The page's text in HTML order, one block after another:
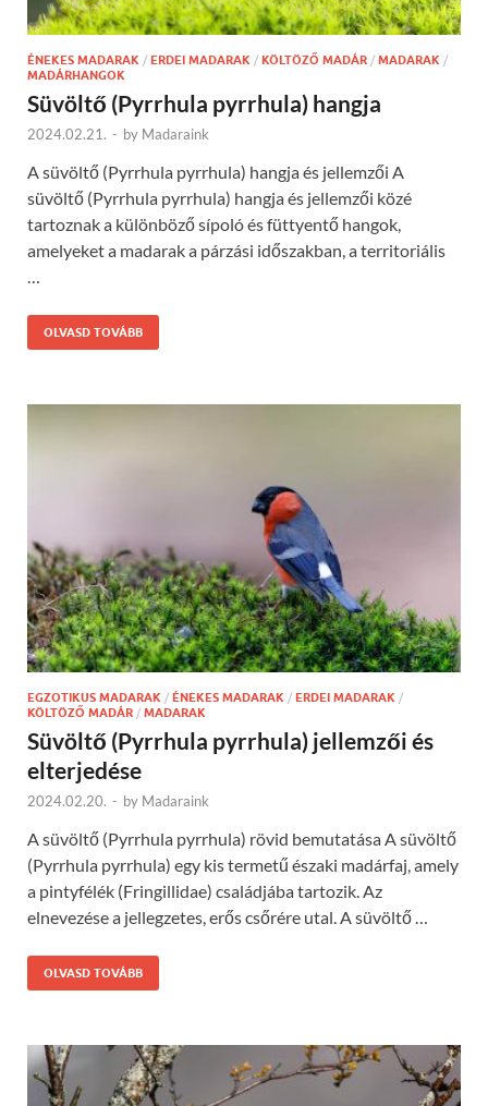
ÉNEKES MADARAK / ERDEI MADARAK / KÖLTÖZŐ MADÁR / MADARAK /
MADÁRHANGOK
Süvöltő (Pyrrhula pyrrhula) hangja
2024.02.21. - by Madaraink
A süvöltő (Pyrrhula pyrrhula) hangja és jellemzői A
süvöltő (Pyrrhula pyrrhula) hangja és jellemzői közé
tartoznak a különböző sípoló és füttyentő hangok,
amelyeket a madarak a párzási időszakban, a territoriális
OLVASD TOVÁBB
EGZOTIKUS MADARAK / ÉNEKES MADARAK / ERDEI MADARAK /
KÖLTÖZŐ MADÁR / MADARAK
Süvöltő (Pyrrhula pyrrhula) jellemzői és
elterjedése
2024.02.20. - by Madaraink
A süvöltő (Pyrrhula pyrrhula) rövid bemutatása A süvöltő
(Pyrrhula pyrrhula) egy kis termetű északi madárfaj, amely
a pintyfélék (Fringillidae) családjába tartozik. Az
elnevezése a jellegzetes, erős csőrére utal. A süvöltő …
OLVASD TOVÁBB